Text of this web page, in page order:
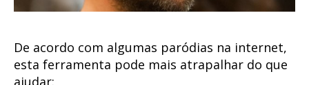
De acordo com algumas paródias na internet,
esta ferramenta pode mais atrapalhar do que